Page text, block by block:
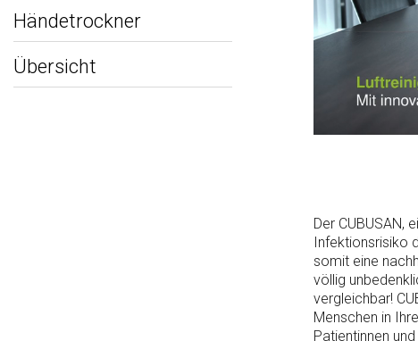
Händetrockner
Übersicht
Der CUBUSAN,
Infektionsrisiko
somit eine
völlig
vergleichbar!
Menschen in
Patientinnen